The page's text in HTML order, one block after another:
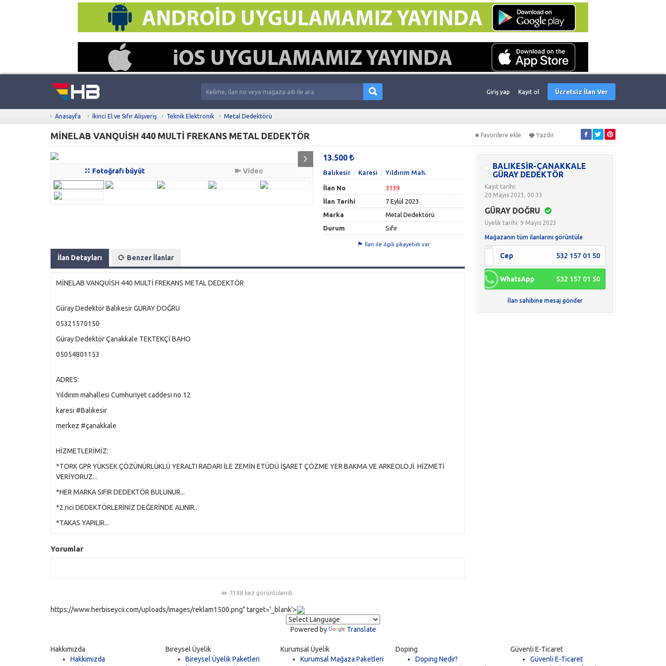
Giriş yap Kayıt ol Ücretsiz İlan Ver
Anasayfa İkinci El ve Sıfır Alışveriş Teknik Elektronik Metal Dedektörü
MİNELAB VANQUİSH 440 MULTİ FREKANS METAL DEDEKTÖR Favorilere ekle Yazdır
Fotoğrafı büyüt Video
13.500
Balıkesir Karesi Yıldırım Mah.
İlan No
3139
İlan Tarihi
7 Eylül 2023
Marka
Metal Dedektörü
Durum
Sıfır
İlan ile ilgili şikayetim var
İlan Detayları Benzer İlanlar
MİNELAB VANQUİSH 440 MULTİ FREKANS METAL DEDEKTÖR
Güray Dedektör Balıkesir GÜRAY DOĞRU
05321570150
Güray Dedektör Çanakkale TEKTEKÇİ BAHO
05054801153
ADRES:
Yıldırım mahallesi Cumhuriyet caddesi no 12
karesi #Balıkesir
merkez #çanakkale
HİZMETLERİMİZ:
*TORK GPR YÜKSEK ÇÖZÜNÜRLÜKLÜ YERALTI RADARI İLE ZEMİN ETÜDÜ İŞARET ÇÖZME YER BAKMA VE ARKEOLOJİ HİZMETİ
VERİYORUZ...
*HER MARKA SIFIR DEDEKTÖR BULUNUR...
*2.nci DEDEKTÖRLERİNİZ DEĞERİNDE ALINIR..
*TAKAS YAPILIR...
Yorumlar
7188 kez görüntülendi.
BALIKESİR-ÇANAKKALE
GÜRAY DEDEKTÖR
Kayıt tarihi:
20 Mayıs 2023, 00:33
GÜRAY DOĞRU
Üyelik tarihi: 9 Mayıs 2023
Mağazanın tüm ilanlarını görüntüle
Cep 532 157 01 50
WhatsApp 532 157 01 50
İlan sahibine mesaj gönder
https://www.herbiseycii.com/uploads/images/reklam1500.png" target='_blank'>
Powered by Translate
Hakkımızda
Hakkımızda
Bireysel Üyelik
Bireysel Üyelik Paketleri
Kurumsal Üyelik
Kurumsal Mağaza Paketleri
Doping
Doping Nedir?
Güvenli E-Ticaret
Güvenli E-Ticaret